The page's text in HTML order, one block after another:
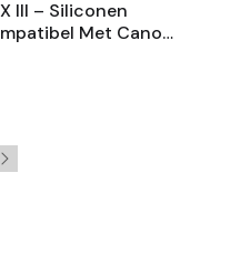
III – Siliconen
Met Canon